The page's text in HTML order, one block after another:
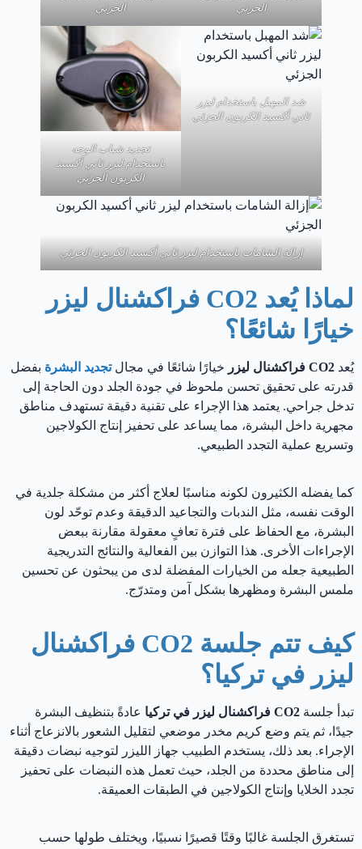
الجزئي
الجزئي
شد المهبل باستخدام ليزر
ثاني أكسيد الكربون الجزئي
تجديد شباب الوجه
باستخدام ليزر ثاني أكسيد
الكربون الجزئي
إزالة الشامات باستخدام ليزر ثاني أكسيد الكربون الجزئي
لماذا يُعد CO2 فراكشنال ليزر
خيارًا شائعًا؟
يُعد CO2 فراكشنال ليزر خيارًا شائعًا في مجالتجديد البشرة بفضل
قدرته على تحقيق تحسن ملحوظ في جودة الجلد دون الحاجة إلى
تدخل جراحي. يعتمد هذا الإجراء على تقنية دقيقة تستهدف مناطق
مجهرية داخل البشرة، مما يساعد على تحفيز إنتاج الكولاجين
وتسريع عملية التجدد الطبيعي.
كما يفضله الكثيرون لكونه مناسبًا لعلاج أكثر من مشكلة جلدية في
الوقت نفسه، مثل الندبات والتجاعيد الدقيقة وعدم توحّد لون
البشرة، مع الحفاظ على فترة تعافٍ معقولة مقارنة ببعض
الإجراءات الأخرى. هذا التوازن بين الفعالية والنتائج التدريجية
الطبيعية جعله من الخيارات المفضلة لدى من يبحثون عن تحسين
ملمس البشرة ومظهرها بشكل آمن ومتدرّج.
كيف تتم جلسة CO2 فراكشنال
ليزر في تركيا؟
تبدأ جلسة CO2 فراكشنال ليزر في تركيا عادةً بتنظيف البشرة
جيدًا، ثم يتم وضع كريم مخدر موضعي لتقليل الشعور بالانزعاج أثناء
الإجراء. بعد ذلك، يستخدم الطبيب جهاز الليزر لتوجيه نبضات دقيقة
إلى مناطق محددة من الجلد، حيث تعمل هذه النبضات على تحفيز
تجدد الخلايا وإنتاج الكولاجين في الطبقات العميقة.
تستغرق الجلسة غالبًا وقتًا قصيرًا نسبيًا، ويختلف طولها حسب